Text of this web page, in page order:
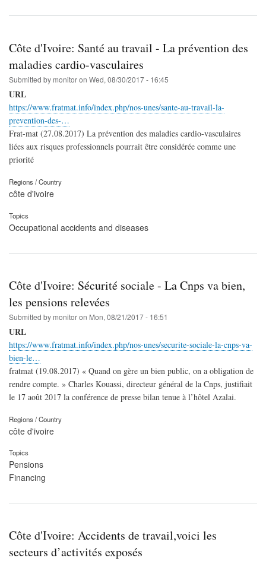
Côte d'Ivoire: Santé au travail - La prévention des
maladies cardio-vasculaires
Submitted by monitoron Wed, 08/30/2017 - 16:45
URL
https://www.fratmat.info/index.php/nos-unes/sante-au-travail-la-
prevention-des-…
Frat-mat (27.08.2017) La prévention des maladies cardio-vasculaires
liées aux risques professionnels pourrait être considérée comme une
priorité
Regions / Country
côte d'ivoire
Topics
Occupational accidents and diseases
Côte d'Ivoire: Sécurité sociale - La Cnps va bien,
les pensions relevées
Submitted by monitoron Mon, 08/21/2017 - 16:51
URL
https://www.fratmat.info/index.php/nos-unes/securite-sociale-la-cnps-va-
bien-le…
fratmat (19.08.2017) « Quand on gère un bien public, on a obligation de
rendre compte. » Charles Kouassi, directeur général de la Cnps, justifiait
le 17 août 2017 la conférence de presse bilan tenue à l’hôtel Azalai.
Regions / Country
côte d'ivoire
Topics
Pensions
Financing
Côte d'Ivoire: Accidents de travail,voici les
secteurs d’activités exposés